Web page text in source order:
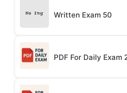
Written Exam 50
PDF For Daily Exam